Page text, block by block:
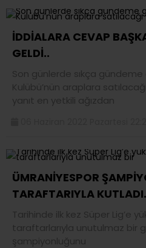
İDDİALARA CEVAP
GELDİ..
Son günlerde sıkça
Kulübü’nün araplara
yanıt en yetkili ağızdan
ÜMRANİYESPOR
TARAFTARIYLA
Tarihinde ilk kez Süper Lig’e
taraftarlarıyla unutulmaz bir
şampiyonluğunu